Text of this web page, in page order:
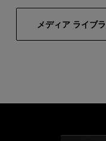
メディア ライブ